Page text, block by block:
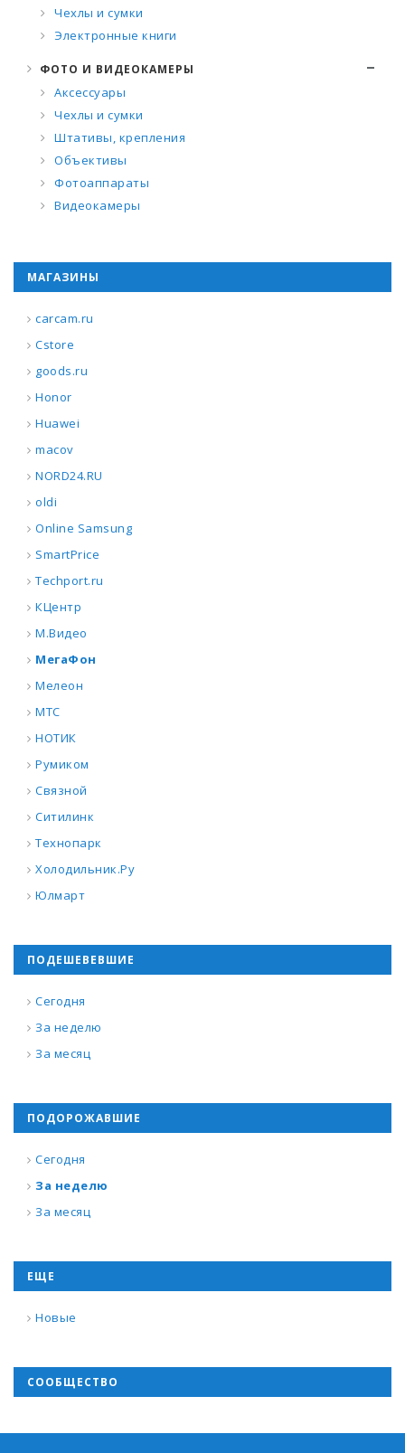
Чехлы и сумки
Электронные книги
ФОТО И ВИДЕОКАМЕРЫ
Аксессуары
Чехлы и сумки
Штативы, крепления
Объективы
Фотоаппараты
Видеокамеры
МАГАЗИНЫ
carcam.ru
Cstore
goods.ru
Honor
Huawei
macov
NORD24.RU
oldi
Online Samsung
SmartPrice
Techport.ru
КЦентр
М.Видео
МегаФон
Мелеон
МТС
НОТИК
Румиком
Связной
Ситилинк
Технопарк
Холодильник.Ру
Юлмарт
ПОДЕШЕВЕВШИЕ
Сегодня
За неделю
За месяц
ПОДОРОЖАВШИЕ
Сегодня
За неделю
За месяц
ЕЩЕ
Новые
СООБЩЕСТВО